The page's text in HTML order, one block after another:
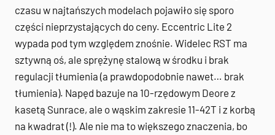
czasu w najtańszych modelach pojawiło się sporo
części nieprzystających do ceny. Eccentric Lite 2
wypada pod tym względem znośnie. Widelec RST ma
sztywną oś, ale sprężynę stalową w środku i brak
regulacji tłumienia (a prawdopodobnie nawet… brak
tłumienia). Napęd bazuje na 10-rzędowym Deore z
kasetą Sunrace, ale o wąskim zakresie 11-42T i z korbą
na kwadrat (!). Ale nie ma to większego znaczenia, bo